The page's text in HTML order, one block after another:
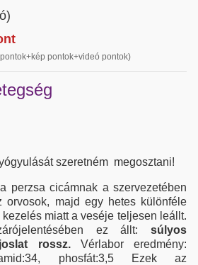
pontok+videó pontok)
szeretném megosztani!
perzsa cicámnak a szervezetében
orvosok, majd egy hetes különféle
miatt a veséje teljesen leállt.
ez állt: súlyos
rossz.Vérlabor eredmény:
phosfát:3,5 Ezek az